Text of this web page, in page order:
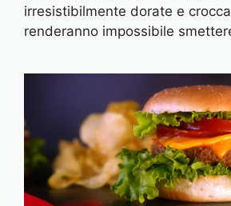
irresistibilmente dorate e
renderanno impossibile